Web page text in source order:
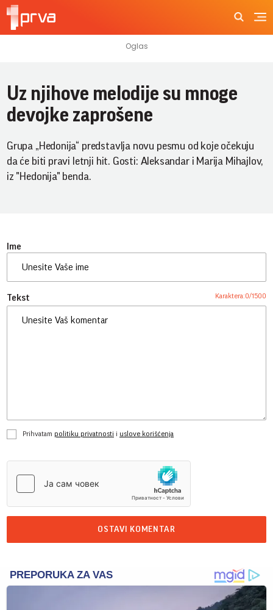
Uz njihove melodije su mnoge
devojke zaprošene
Grupa „Hedonija“ predstavlja novu pesmu od koje očekuju
da će biti pravi letnji hit. Gosti: Aleksandar i Marija Mihajlov,
iz "Hedonija" benda.
Ime
Tekst Karaktera:0/1500
Prihvatam politiku privatnosti i uslove korišćenja
OSTAVI KOMENTAR